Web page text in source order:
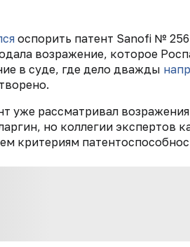
оспорить патент Sanofi №
возражение, которое
в суде, где дело дважды
уже рассматривал
но коллегии экспертов
критериям